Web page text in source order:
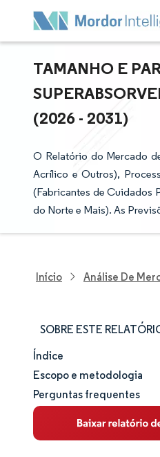
TAMANHO E
(2026 - 2031)
O Relatório do Mercado
Acrílico e Outros),
(Fabricantes de Cuidados
do Norte e Mais). As
Início Análise De
SOBRE ESTE
Tamanho e
Análise de mercado
Tendências e insights
Índice
Escopo e metodologia
Perguntas frequentes